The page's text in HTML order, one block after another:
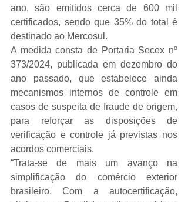
ano, são emitidos cerca de 600 mil
certificados, sendo que 35% do total é
destinado ao Mercosul.
A medida consta de Portaria Secex nº
373/2024, publicada em dezembro do
ano passado, que estabelece ainda
mecanismos internos de controle em
casos de suspeita de fraude de origem,
para reforçar as disposições de
verificação e controle já previstas nos
acordos comerciais.
“Trata-se de mais um avanço na
simplificação do comércio exterior
brasileiro. Com a autocertificação,